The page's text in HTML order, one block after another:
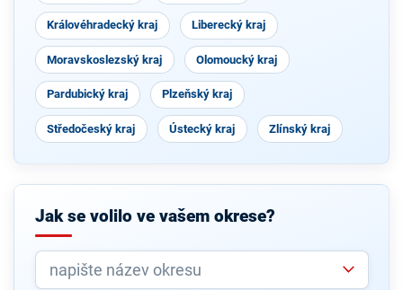
Královéhradecký kraj Liberecký kraj
Moravskoslezský kraj Olomoucký kraj
Pardubický kraj Plzeňský kraj
Středočeský kraj Ústecký kraj Zlínský kraj
Jak se volilo ve vašem okrese?